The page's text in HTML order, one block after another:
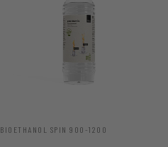
BIOETHANOL SPIN 900-1200